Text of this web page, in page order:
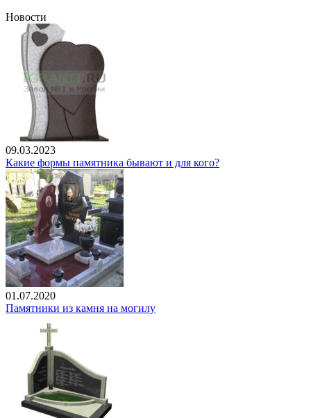
Новости
09.03.2023
Какие формы памятника бывают и для кого?
01.07.2020
Памятники из камня на могилу